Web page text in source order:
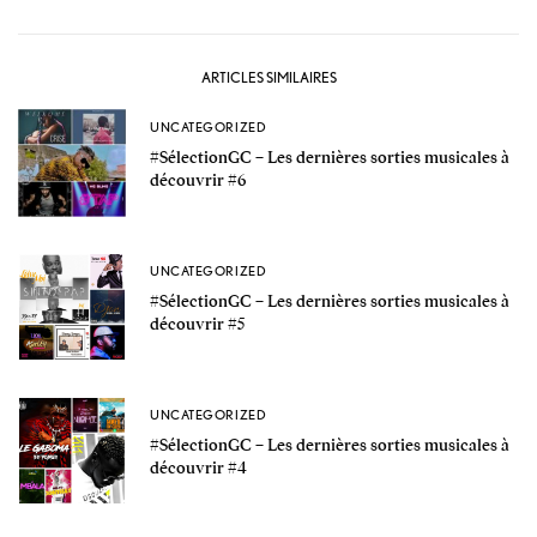
ARTICLES SIMILAIRES
UNCATEGORIZED
#SélectionGC – Les dernières sorties musicales à
découvrir #6
UNCATEGORIZED
#SélectionGC – Les dernières sorties musicales à
découvrir #5
UNCATEGORIZED
#SélectionGC – Les dernières sorties musicales à
découvrir #4